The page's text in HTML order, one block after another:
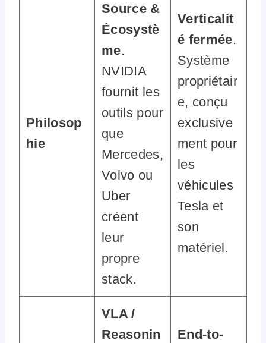
Philosop
hie
Source &
Écosystè
me.
NVIDIA
fournit les
outils pour
que
Mercedes,
Volvo ou
Uber
créent
leur
propre
stack.
Verticalit
é fermée.
Système
propriétair
e, conçu
exclusive
ment pour
les
véhicules
Tesla et
son
matériel.
VLA /
Reasonin
End-to-